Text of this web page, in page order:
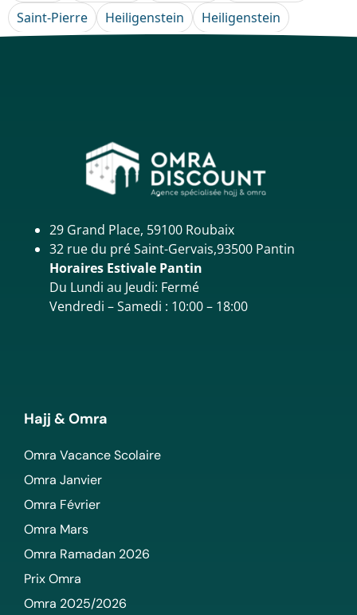
Saint-Pierre Heiligenstein Heiligenstein
29 Grand Place, 59100 Roubaix
32 rue du pré Saint-Gervais,93500 Pantin
Horaires Estivale Pantin
Du Lundi au Jeudi: Fermé
Vendredi – Samedi : 10:00 – 18:00
Hajj & Omra
Omra Vacance Scolaire
Omra Janvier
Omra Février
Omra Mars
Omra Ramadan 2026
Prix Omra
Omra 2025/2026